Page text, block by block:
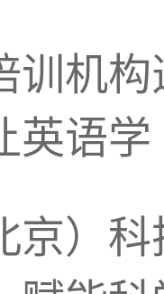
训机构
英语学
京）